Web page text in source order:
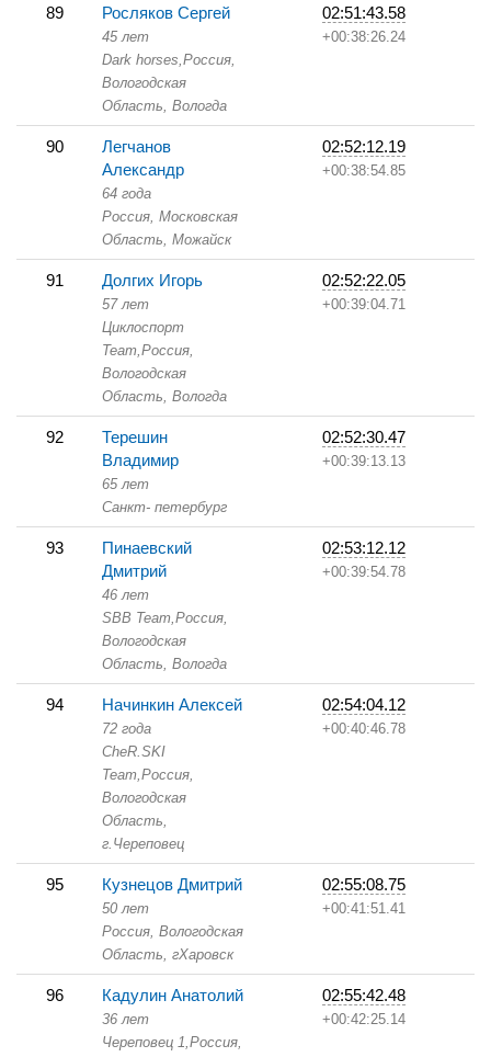
89 Росляков Сергей
45 лет
Dark horses,Россия,
Вологодская
Область, Вологда
02:51:43.58
+00:38:26.24
90
Легчанов
Александр
64 года
Россия, Московская
Область, Можайск
02:52:12.19
+00:38:54.85
91 Долгих Игорь
57 лет
Циклоспорт
Team,Россия,
Вологодская
Область, Вологда
02:52:22.05
+00:39:04.71
92
Терешин
Владимир
65 лет
Санкт- петербург
02:52:30.47
+00:39:13.13
93
Пинаевский
Дмитрий
46 лет
SBB Team,Россия,
Вологодская
Область, Вологда
02:53:12.12
+00:39:54.78
94 Начинкин Алексей
72 года
CheR.SKI
Team,Россия,
Вологодская
Область,
г.Череповец
02:54:04.12
+00:40:46.78
95 Кузнецов Дмитрий
50 лет
Россия, Вологодская
Область, гХаровск
02:55:08.75
+00:41:51.41
96 Кадулин Анатолий
36 лет
Череповец 1,Россия,
02:55:42.48
+00:42:25.14